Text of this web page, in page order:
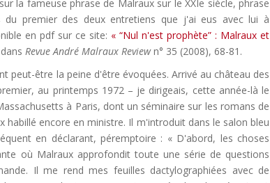
la fameuse phrase de Malraux sur le XXIe siècle, phrase
premier des deux entretiens que j'ai eus avec lui à
en pdf sur ce site: « “Nul n'est prophète” : Malraux et
Revue André Malraux Reviewn° 35 (2008), 68-81.
peut-être la peine d'être évoquées. Arrivé au château des
au printemps 1972 – je dirigeais, cette année-là le
à Paris, dont un séminaire sur les romans de
habillé encore en ministre. Il m'introduit dans le salon bleu
en déclarant, péremptoire : « D'abord, les choses
où Malraux approfondit toute une série de questions
Il me rend mes feuilles dactylographiées avec de